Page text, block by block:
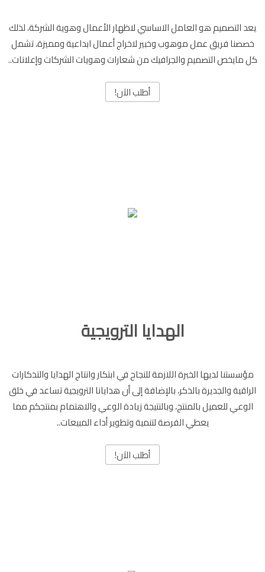
يعد التصميم هو العامل الاساسي لاظهار الأعمال وهوية الشركة، لذلك
خصصنا فريق عمل موهوب وخبير لاخراج أعمال ابداعية ومميزة، تشمل
كل مايخص التصميم والجرافيك من شعارات وهويات الشركات وإعلانات..
أطلب الآن!
الهدايا الترويجية
مؤسستنا لديها الخبرة اللازمة للنجاح في ابتكار وانتاج الهدايا والتذكارات
الراقية والجديرة بالذكر، بالإضافة إلى أن هدايانا الترويجية تساعد في خلق
الوعي للعميل بالمنتج، وبالنتيجة زيادة الوعي والاهتمام بمنتجكم مما
يعطي الفرصة لتنمية وتطوير أداء المبيعات..
أطلب الآن!